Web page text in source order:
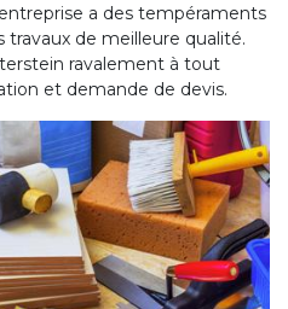
a des tempéraments
travaux de meilleure qualité.
ravalement à tout
et demande de devis.